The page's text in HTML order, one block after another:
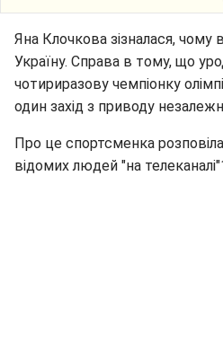
Яна Клочкова зізналася, чому
Україну. Справа в тому, що
чотириразову чемпіонку
один захід з приводу
Про це спортсменка
відомих людей "на